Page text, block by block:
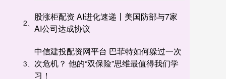
2、
股涨柜配资 AI进化速递丨美国防部与7家
AI公司达成协议
3、
中信建投配资网平台 巴菲特如何躲过一次
次危机？ 他的“双保险”思维最值得我们学
习！